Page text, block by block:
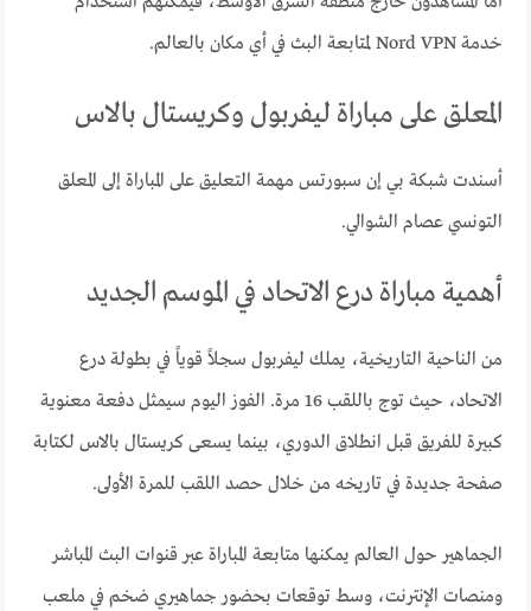
خدمة Nord VPN لمتابعة البث في أي مكان بالعالم.
المعلق على مباراة ليفربول وكريستال بالاس
أسندت شبكة بي إن سبورتس مهمة التعليق على المباراة إلى المعلق
التونسي عصام الشوالي.
أهمية مباراة درع الاتحاد في الموسم الجديد
من الناحية التاريخية، يملك ليفربول سجلاً قوياً في بطولة درع
الاتحاد، حيث توج باللقب 16 مرة. الفوز اليوم سيمثل دفعة معنوية
كبيرة للفريق قبل انطلاق الدوري، بينما يسعى كريستال بالاس لكتابة
صفحة جديدة في تاريخه من خلال حصد اللقب للمرة الأولى.
الجماهير حول العالم يمكنها متابعة المباراة عبر قنوات البث المباشر
ومنصات الإنترنت، وسط توقعات بحضور جماهيري ضخم في ملعب